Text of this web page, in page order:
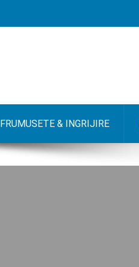
FRUMUSETE & INGRIJIRE